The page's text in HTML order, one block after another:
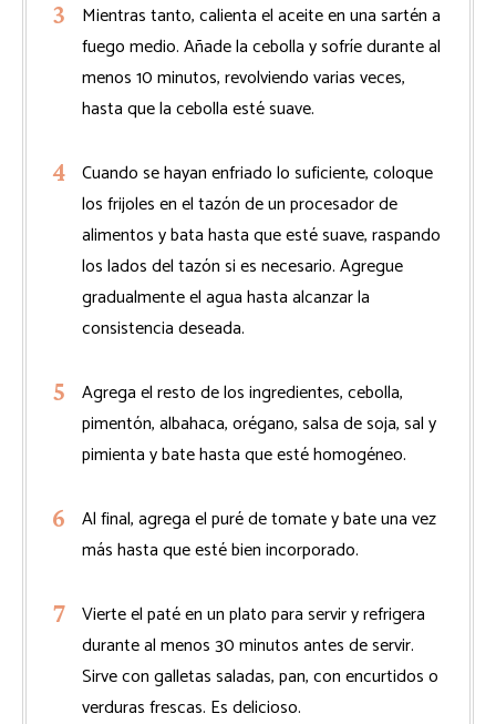
Mientras tanto, calienta el aceite en una sartén a
fuego medio. Añade la cebolla y sofríe durante al
menos 10 minutos, revolviendo varias veces,
hasta que la cebolla esté suave.
Cuando se hayan enfriado lo suficiente, coloque
los frijoles en el tazón de un procesador de
alimentos y bata hasta que esté suave, raspando
los lados del tazón si es necesario. Agregue
gradualmente el agua hasta alcanzar la
consistencia deseada.
Agrega el resto de los ingredientes, cebolla,
pimentón, albahaca, orégano, salsa de soja, sal y
pimienta y bate hasta que esté homogéneo.
Al final, agrega el puré de tomate y bate una vez
más hasta que esté bien incorporado.
Vierte el paté en un plato para servir y refrigera
durante al menos 30 minutos antes de servir.
Sirve con galletas saladas, pan, con encurtidos o
verduras frescas. Es delicioso.